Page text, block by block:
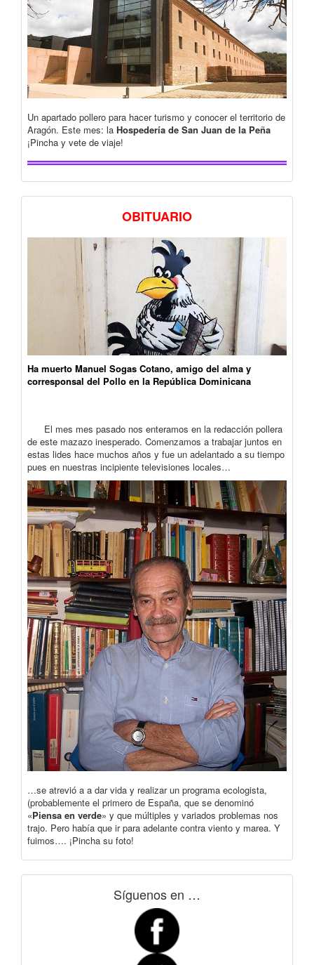
Un apartado pollero para hacer turismo y conocer el territorio de
Aragón. Este mes: la Hospedería de San Juan de la Peña
¡Pincha y vete de viaje!
OBITUARIO
Ha muerto Manuel Sogas Cotano, amigo del alma y
corresponsal del Pollo en la República Dominicana
El mes mes pasado nos enteramos en la redacción pollera
de este mazazo inesperado. Comenzamos a trabajar juntos en
estas lides hace muchos años y fue un adelantado a su tiempo
pues en nuestras incipiente televisiones locales…
…se atrevió a a dar vida y realizar un programa ecologista,
(probablemente el primero de España, que se denominó
«Piensa en verde» y que múltiples y variados problemas nos
trajo. Pero había que ir para adelante contra viento y marea. Y
fuimos…. ¡Pincha su foto!
Síguenos en …